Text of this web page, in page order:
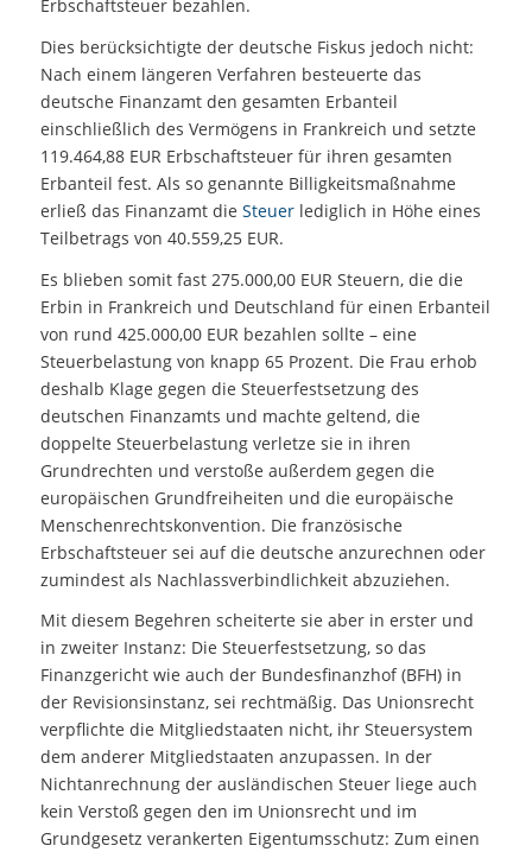
Erbschaftsteuer bezahlen.
Dies berücksichtigte der deutsche Fiskus jedoch nicht:
Nach einem längeren Verfahren besteuerte das
deutsche Finanzamt den gesamten Erbanteil
einschließlich des Vermögens in Frankreich und setzte
119.464,88 EUR Erbschaftsteuer für ihren gesamten
Erbanteil fest. Als so genannte Billigkeitsmaßnahme
erließ das Finanzamt die Steuerlediglich in Höhe eines
Teilbetrags von 40.559,25 EUR.
Es blieben somit fast 275.000,00 EUR Steuern, die die
Erbin in Frankreich und Deutschland für einen Erbanteil
von rund 425.000,00 EUR bezahlen sollte – eine
Steuerbelastung von knapp 65 Prozent. Die Frau erhob
deshalb Klage gegen die Steuerfestsetzung des
deutschen Finanzamts und machte geltend, die
doppelte Steuerbelastung verletze sie in ihren
Grundrechten und verstoße außerdem gegen die
europäischen Grundfreiheiten und die europäische
Menschenrechtskonvention. Die französische
Erbschaftsteuer sei auf die deutsche anzurechnen oder
zumindest als Nachlassverbindlichkeit abzuziehen.
Mit diesem Begehren scheiterte sie aber in erster und
in zweiter Instanz: Die Steuerfestsetzung, so das
Finanzgericht wie auch der Bundesfinanzhof (BFH) in
der Revisionsinstanz, sei rechtmäßig. Das Unionsrecht
verpflichte die Mitgliedstaaten nicht, ihr Steuersystem
dem anderer Mitgliedstaaten anzupassen. In der
Nichtanrechnung der ausländischen Steuer liege auch
kein Verstoß gegen den im Unionsrecht und im
Grundgesetz verankerten Eigentumsschutz: Zum einen